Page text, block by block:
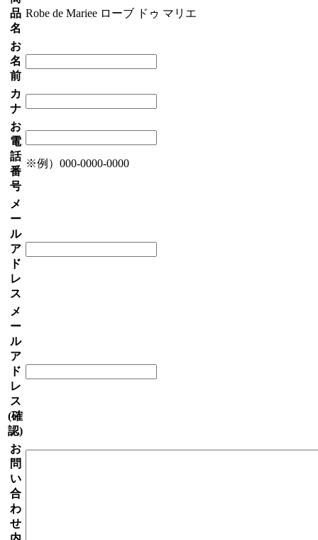
品
名
Robe de Mariee ローブ ドゥ マリエ
お
名
前
カ
ナ
お
電
話
番
号
※例）000-0000-0000
メ
ー
ル
ア
ド
レ
ス
メ
ー
ル
ア
ド
レ
ス
(確
認)
お
問
い
合
わ
せ